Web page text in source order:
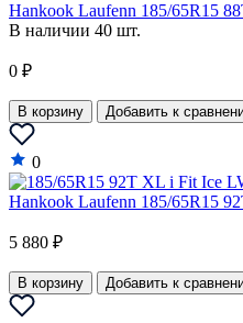
Rover
Skoda
SsangYong
Hankook Laufenn 185/65R15
В наличии 40 шт.
0 ₽
В корзину Добавить к
0
Hankook Laufenn 185/65R15
5 880 ₽
В корзину Добавить к